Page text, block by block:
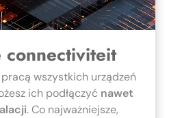
connectiviteit
wszystkich urządzeń
ich podłączyć nawet
. Co najważniejsze,